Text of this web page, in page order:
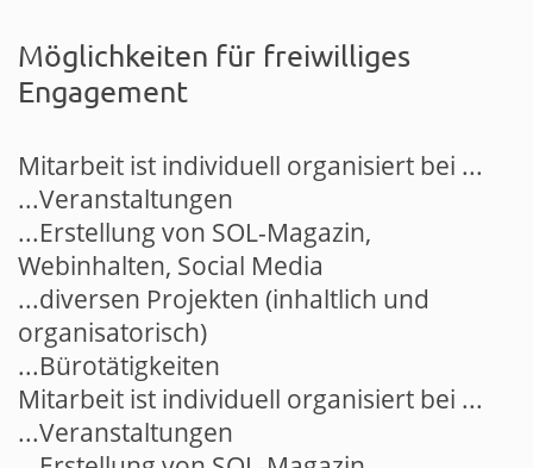
Möglichkeiten für freiwilliges
Engagement
Mitarbeit ist individuell organisiert bei ...
...Veranstaltungen
...Erstellung von SOL-Magazin,
Webinhalten, Social Media
...diversen Projekten (inhaltlich und
organisatorisch)
...Bürotätigkeiten
Mitarbeit ist individuell organisiert bei ...
...Veranstaltungen